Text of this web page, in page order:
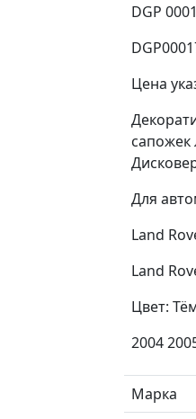
DGP
Цена
сапожек
Для
Land
Land
Цвет:
2004
Марка